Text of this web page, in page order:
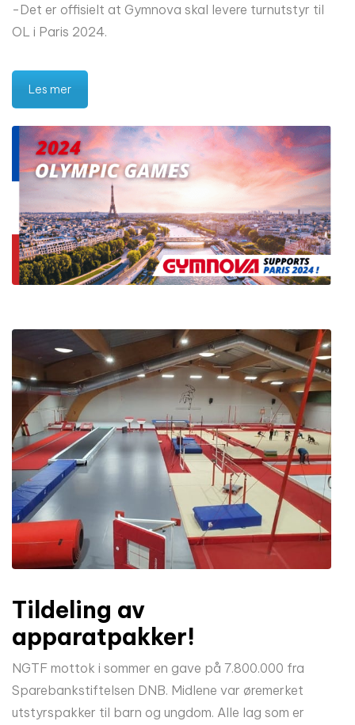
-Det er offisielt at Gymnova skal levere turnutstyr til
OL i Paris 2024.
Les mer
Tildeling av
apparatpakker!
NGTF mottok i sommer en gave på 7.800.000 fra
Sparebankstiftelsen DNB. Midlene var øremerket
utstyrspakker til barn og ungdom. Alle lag som er